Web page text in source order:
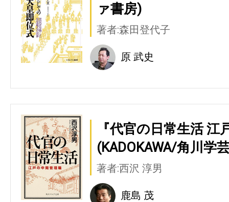
ァ書房)
著者:森田登代子
原 武史
『代官の日常生活 江
(KADOKAWA/角川学
著者:西沢 淳男
鹿島 茂